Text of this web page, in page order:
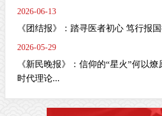
2026-06-13
《团结报》：踏寻医者初心 笃行报
2026-05-29
《新民晚报》：信仰的“星火”何以
时代理论...